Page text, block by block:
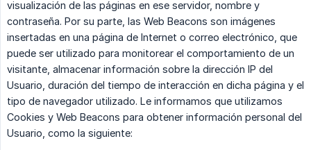
visualización de las páginas en ese servidor, nombre y
contraseña. Por su parte, las Web Beacons son imágenes
insertadas en una página de Internet o correo electrónico, que
puede ser utilizado para monitorear el comportamiento de un
visitante, almacenar información sobre la dirección IP del
Usuario, duración del tiempo de interacción en dicha página y el
tipo de navegador utilizado. Le informamos que utilizamos
Cookies y Web Beacons para obtener información personal del
Usuario, como la siguiente: